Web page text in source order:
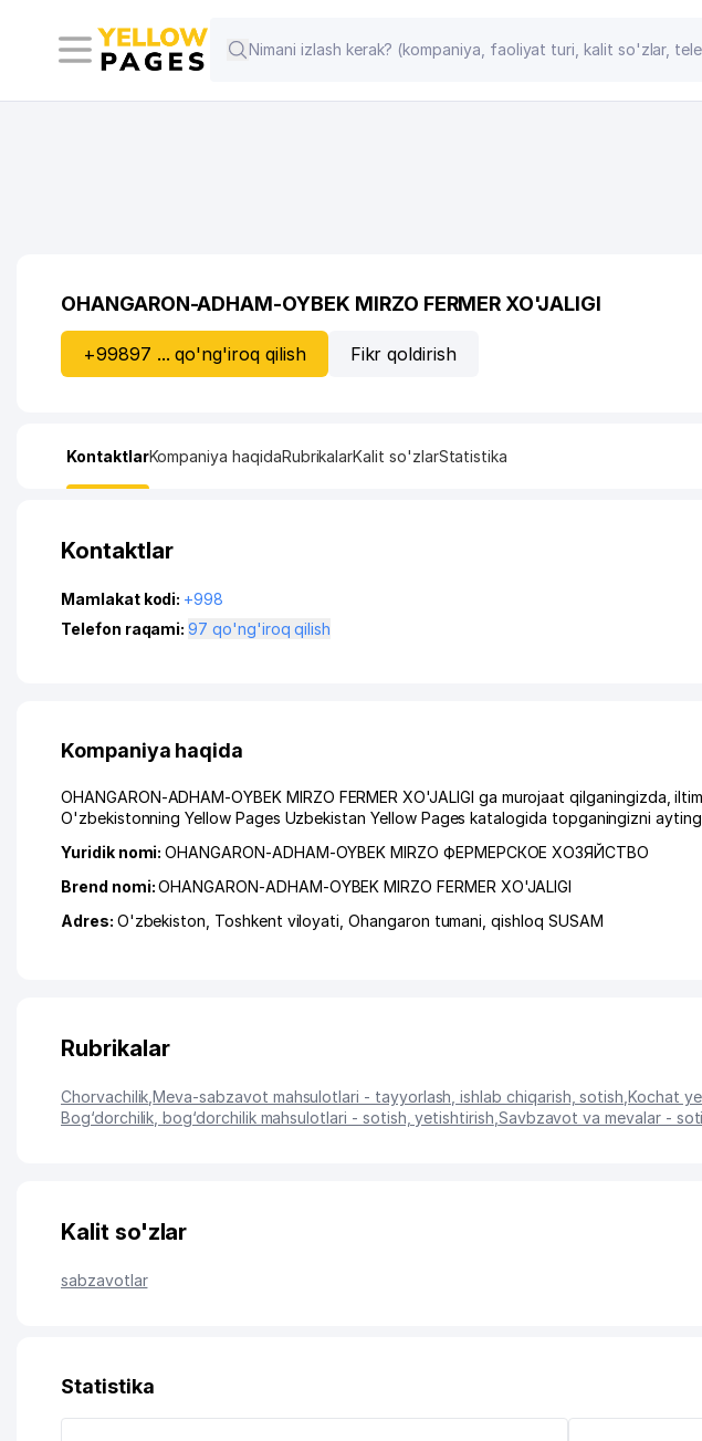
OHANGARON-ADHAM-OYBEK MIRZO FERMER XO'JALIGI
+99897 ... qo'ng'iroq qilish Fikr qoldirish
KontaktlarKompaniya haqidaRubrikalarKalit so'zlarStatistika
Kontaktlar
Mamlakat kodi: +998
Telefon raqami:
97 qo'ng'iroq qilish
Kompaniya haqida
OHANGARON-ADHAM-OYBEK MIRZO FERMER XO'JALIGI ga murojaat qilganingizda,
O'zbekistonning Yellow Pages Uzbekistan Yellow Pages katalogida topganingizni
Yuridik nomi:OHANGARON-ADHAM-OYBEK MIRZO ФЕРМЕРСКОЕ ХОЗЯЙСТВО
Brend nomi:OHANGARON-ADHAM-OYBEK MIRZO FERMER XO'JALIGI
Adres: O'zbekiston, Toshkent viloyati ,Ohangaron tumani ,qishloq SUSAM
Rubrikalar
Chorvachilik ,Meva-sabzavot mahsulotlari - tayyorlash, ishlab chiqarish, sotish ,Kochat
Bog‘dorchilik, bog‘dorchilik mahsulotlari - sotish, yetishtirish Savbzavot va mevalar -
Kalit so'zlar
sabzavotlar
Statistika